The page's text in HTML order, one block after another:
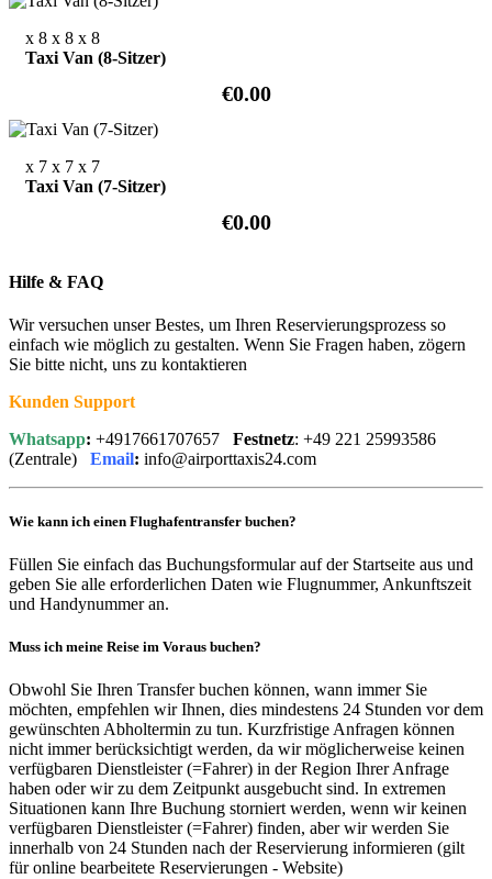
x 8 x 8 x 8
Taxi Van (8-Sitzer)
€0.00
x 7 x 7 x 7
Taxi Van (7-Sitzer)
€0.00
Hilfe & FAQ
Wir versuchen unser Bestes, um Ihren Reservierungsprozess so
einfach wie möglich zu gestalten. Wenn Sie Fragen haben, zögern
Sie bitte nicht, uns zu kontaktieren
Kunden Support
Whatsapp: +4917661707657 Festnetz: +49 221 25993586
(Zentrale) Email: info@airporttaxis24.com
Wie kann ich einen Flughafentransfer buchen?
Füllen Sie einfach das Buchungsformular auf der Startseite aus und
geben Sie alle erforderlichen Daten wie Flugnummer, Ankunftszeit
und Handynummer an.
Muss ich meine Reise im Voraus buchen?
Obwohl Sie Ihren Transfer buchen können, wann immer Sie
möchten, empfehlen wir Ihnen, dies mindestens 24 Stunden vor dem
gewünschten Abholtermin zu tun. Kurzfristige Anfragen können
nicht immer berücksichtigt werden, da wir möglicherweise keinen
verfügbaren Dienstleister (=Fahrer) in der Region Ihrer Anfrage
haben oder wir zu dem Zeitpunkt ausgebucht sind. In extremen
Situationen kann Ihre Buchung storniert werden, wenn wir keinen
verfügbaren Dienstleister (=Fahrer) finden, aber wir werden Sie
innerhalb von 24 Stunden nach der Reservierung informieren (gilt
für online bearbeitete Reservierungen - Website)